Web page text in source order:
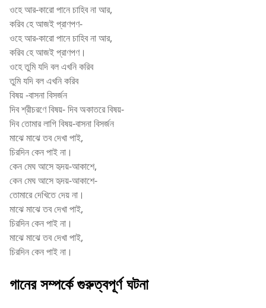
ওহে আর-কারো পানে চাহিব না আর,
করিব হে আজই প্রাণপণ-
ওহে আর-কারো পানে চাহিব না আর,
করিব হে আজই প্রাণপণ।
ওহে তুমি যদি বল এখনি করিব
তুমি যদি বল এখনি করিব
বিষয় -বাসনা বিসর্জন
দিব শ্রীচরণে বিষয়- দিব অকাতরে বিষয়-
দিব তোমার লাগি বিষয়-বাসনা বিসর্জন
মাঝে মাঝে তব দেখা পাই,
চিরদিন কেন পাই না।
কেন মেঘ আসে হৃদয়-আকাশে,
কেন মেঘ আসে হৃদয়-আকাশে-
তোমারে দেখিতে দেয় না।
মাঝে মাঝে তব দেখা পাই,
চিরদিন কেন পাই না।
মাঝে মাঝে তব দেখা পাই,
চিরদিন কেন পাই না।
গানের সম্পর্কে গুরুত্বপূর্ণ ঘটনা